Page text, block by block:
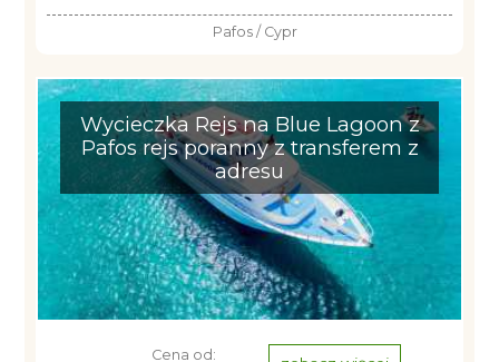
Pafos / Cypr
Wycieczka Rejs na Blue Lagoon z
Pafos rejs poranny z transferem z
adresu
Cena od: